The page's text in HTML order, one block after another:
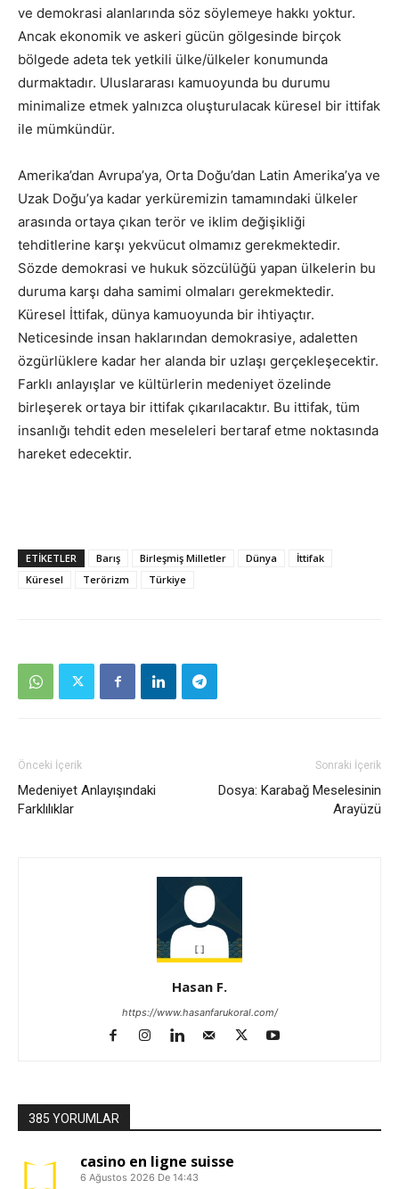
ve demokrasi alanlarında söz söylemeye hakkı yoktur.
Ancak ekonomik ve askeri gücün gölgesinde birçok
bölgede adeta tek yetkili ülke/ülkeler konumunda
durmaktadır. Uluslararası kamuoyunda bu durumu
minimalize etmek yalnızca oluşturulacak küresel bir ittifak
ile mümkündür.
Amerika’dan Avrupa’ya, Orta Doğu’dan Latin Amerika’ya ve
Uzak Doğu’ya kadar yerküremizin tamamındaki ülkeler
arasında ortaya çıkan terör ve iklim değişikliği
tehditlerine karşı yekvücut olmamız gerekmektedir.
Sözde demokrasi ve hukuk sözcülüğü yapan ülkelerin bu
duruma karşı daha samimi olmaları gerekmektedir.
Küresel İttifak, dünya kamuoyunda bir ihtiyaçtır.
Neticesinde insan haklarından demokrasiye, adaletten
özgürlüklere kadar her alanda bir uzlaşı gerçekleşecektir.
Farklı anlayışlar ve kültürlerin medeniyet özelinde
birleşerek ortaya bir ittifak çıkarılacaktır. Bu ittifak, tüm
insanlığı tehdit eden meseleleri bertaraf etme noktasında
hareket edecektir.
ETIKETLER Barış Birleşmiş Milletler Dünya
İttifak
Küresel
Terörizm Türkiye
Önceki İçerik
Medeniyet Anlayışındaki
Farklılıklar
Sonraki İçerik
Dosya: Karabağ Meselesinin
Arayüzü
Hasan F.
https://www.hasanfarukoral.com/
385 YORUMLAR
casino en ligne suisse
6 Ağustos 2026 De 14:43